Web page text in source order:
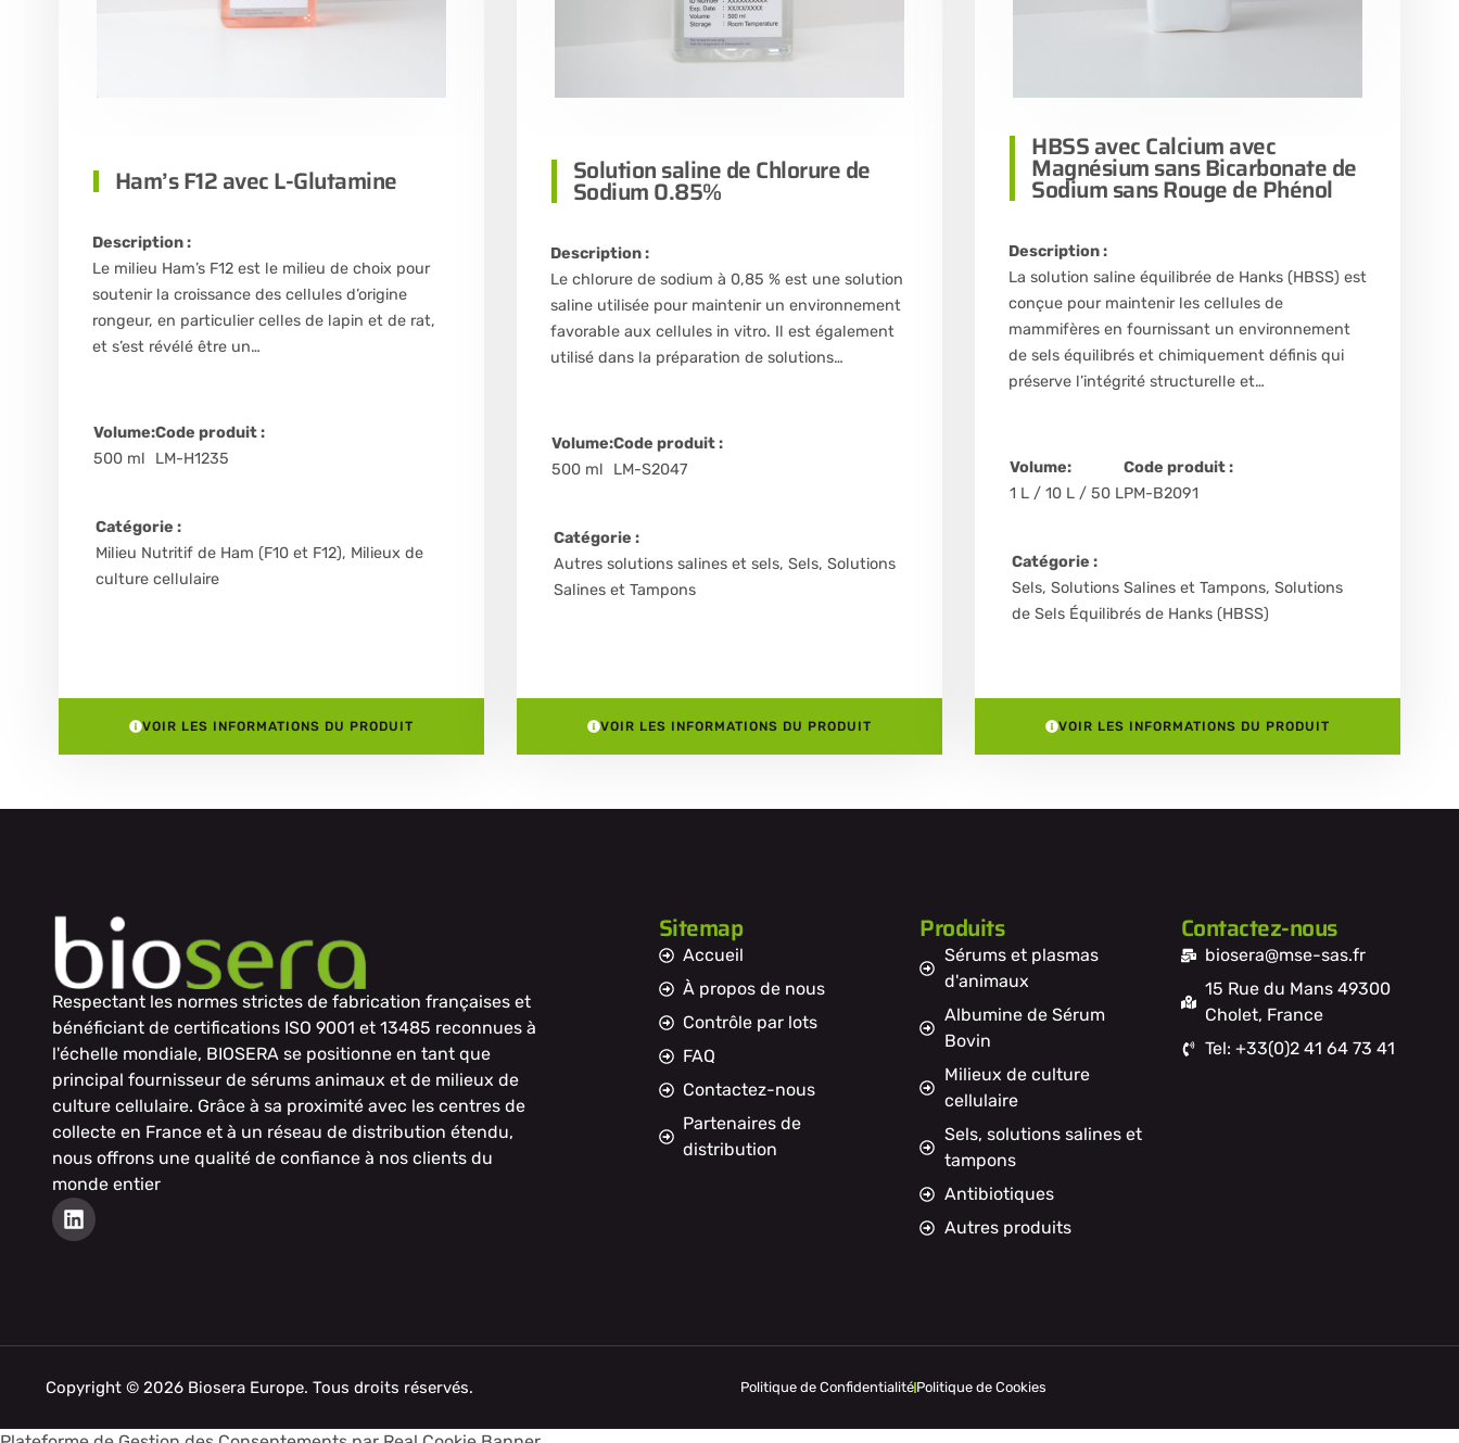
Ham’s F12 avec L-Glutamine
Description :
Le milieu Ham’s F12 est le milieu de choix pour
soutenir la croissance des cellules d’origine
rongeur, en particulier celles de lapin et de rat,
et s’est révélé être un…
Volume:
500 ml
Code produit :
LM-H1235
Catégorie :
Milieu Nutritif de Ham (F10 et F12), Milieux de
culture cellulaire
VOIR LES INFORMATIONS DU PRODUIT
Solution saline de Chlorure de
Sodium 0.85%
Description :
Le chlorure de sodium à 0,85 % est une solution
saline utilisée pour maintenir un environnement
favorable aux cellules in vitro. Il est également
utilisé dans la préparation de solutions…
Volume:
500 ml
Code produit :
LM-S2047
Catégorie :
Autres solutions salines et sels, Sels, Solutions
Salines et Tampons
VOIR LES INFORMATIONS DU PRODUIT
HBSS avec Calcium avec
Magnésium sans Bicarbonate de
Sodium sans Rouge de Phénol
Description :
La solution saline équilibrée de Hanks (HBSS) est
conçue pour maintenir les cellules de
mammifères en fournissant un environnement
de sels équilibrés et chimiquement définis qui
préserve l’intégrité structurelle et…
Volume:
1 L / 10 L / 50 L
Code produit :
PM-B2091
Catégorie :
Sels, Solutions Salines et Tampons,Solutions
de Sels Équilibrés de Hanks (HBSS)
VOIR LES INFORMATIONS DU PRODUIT
Respectant les normes strictes de fabrication françaises et
bénéficiant de certifications ISO 9001 et 13485 reconnues à
l'échelle mondiale, BIOSERA se positionne en tant que
principal fournisseur de sérums animaux et de milieux de
culture cellulaire. Grâce à sa proximité avec les centres de
collecte en France et à un réseau de distribution étendu,
nous offrons une qualité de confiance à nos clients du
monde entier
Sitemap
Accueil
À propos de nous
Contrôle par lots
FAQ
Contactez-nous
Partenaires de
distribution
Produits
Sérums et plasmas
d'animaux
Albumine de Sérum
Bovin
Milieux de culture
cellulaire
Sels, solutions salines et
tampons
Antibiotiques
Autres produits
Contactez-nous
biosera@mse-sas.fr
15 Rue du Mans 49300
Cholet, France
Tel: +33(0)2 41 64 73 41
Copyright © 2026 Biosera Europe. Tous droits réservés. Politique de Confidentialité Politique de Cookies